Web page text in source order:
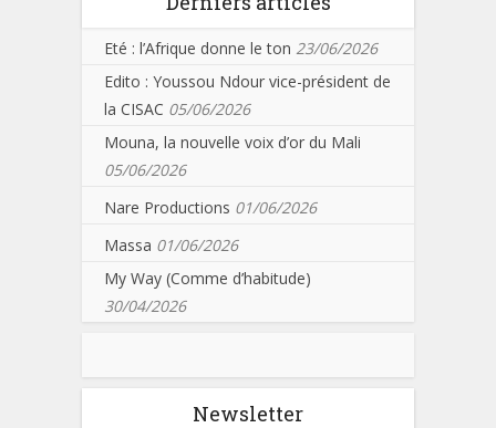
Eté : l’Afrique donne le ton 23/06/2026
Edito : Youssou Ndour vice-président de
la CISAC 05/06/2026
Mouna, la nouvelle voix d’or du Mali
05/06/2026
Nare Productions 01/06/2026
Massa 01/06/2026
My Way (Comme d’habitude)
30/04/2026
Newsletter